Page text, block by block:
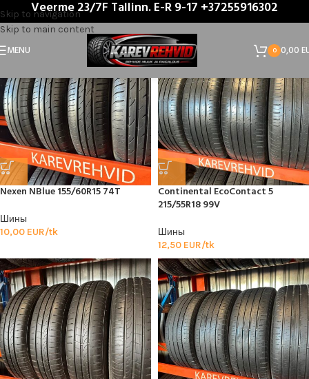
Skip to navigation
Skip to main content
Veerme 23/7F Tallinn. E-R 9-17 +37255916302
MENU 0 0,00
Главная/Product Rehvitüüp/летняя шина
Nexen NBlue 155/60R15 74T
Шины
10,00 EUR/tk
Continental EcoContact 5
215/55R18 99V
Шины
12,50 EUR/tk